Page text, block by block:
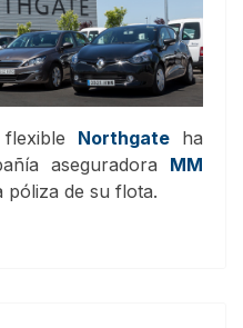
Northgate ha
aseguradora MM
póliza de su flota.